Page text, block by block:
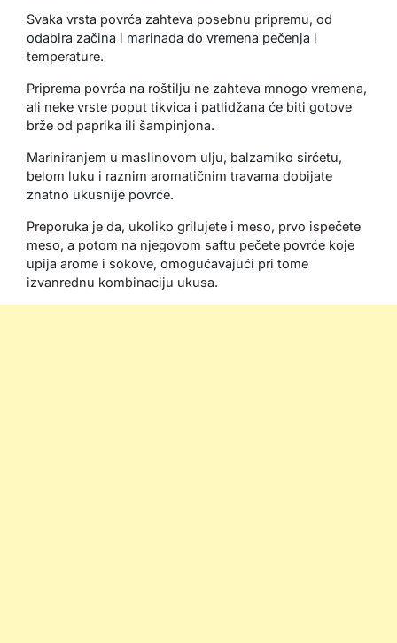
Svaka vrsta povrća zahteva posebnu pripremu, od
odabira začina i marinada do vremena pečenja i
temperature.
Priprema povrća na roštilju ne zahteva mnogo vremena,
ali neke vrste poput tikvica i patlidžana će biti gotove
brže od paprika ili šampinjona.
Mariniranjem u maslinovom ulju, balzamiko sirćetu,
belom luku i raznim aromatičnim travama dobijate
znatno ukusnije povrće.
Preporuka je da, ukoliko grilujete i meso, prvo ispečete
meso, a potom na njegovom saftu pečete povrće koje
upija arome i sokove, omogućavajući pri tome
izvanrednu kombinaciju ukusa.